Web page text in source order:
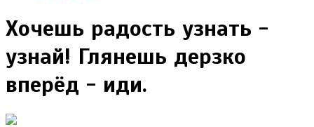
Хочешь радость узнать -
узнай! Глянешь дерзко
вперёд - иди.